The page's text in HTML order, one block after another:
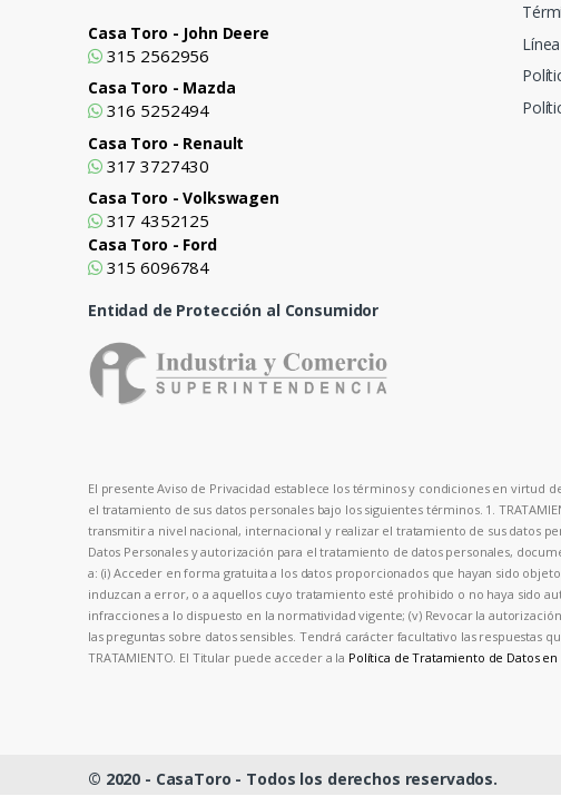
Casa Toro - John Deere
315 2562956
Casa Toro - Mazda
316 5252494
Casa Toro - Renault
317 3727430
Casa Toro - Volkswagen
317 4352125
Casa Toro - Ford
315 6096784
Entidad de Protección al Consumidor
El presente Aviso de Privacidad establece los términos y condiciones en virtud
el tratamiento de sus datos personales bajo los siguientes términos. 1.
transmitir a nivel nacional, internacional y realizar el tratamiento de sus datos
Datos Personales y autorización para el tratamiento de datos personales,
a: (i) Acceder en forma gratuita a los datos proporcionados que hayan sido
induzcan a error, o a aquellos cuyo tratamiento esté prohibido o no haya sido
infracciones a lo dispuesto en la normatividad vigente; (v) Revocar la
las preguntas sobre datos sensibles. Tendrá carácter facultativo las respuestas
TRATAMIENTO. El Titular puede acceder a la Política de Tratamiento de Datos
© 2020 - CasaToro - Todos los derechos reservados.